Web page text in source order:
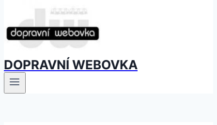
DOPRAVNÍ WEBOVKA